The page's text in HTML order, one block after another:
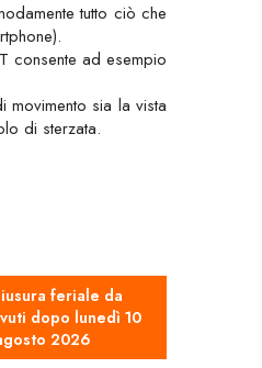
tutto ciò che
consente ad esempio
movimento sia la vista
di sterzata.
feriale da
dopo lunedì 10
2026